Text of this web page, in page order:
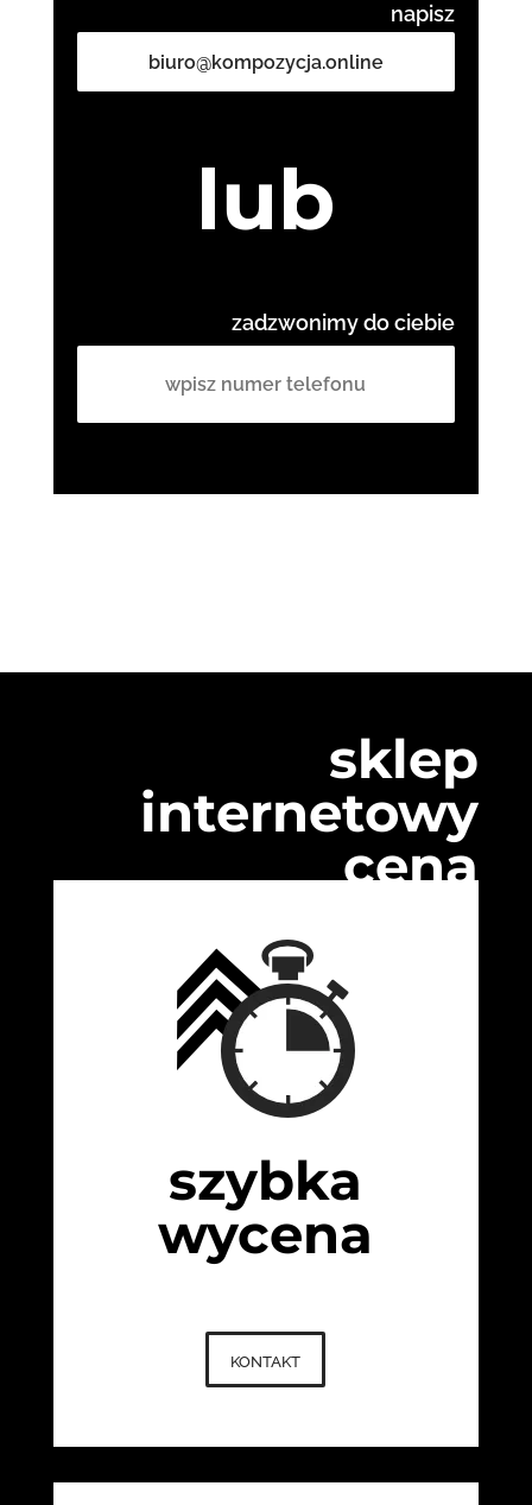
napisz
biuro@kompozycja.online
lub
zadzwonimy do ciebie
sklep
internetowy
cena
szybka
wycena
kontakt